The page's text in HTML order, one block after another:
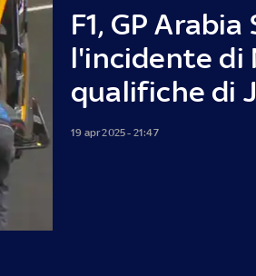
F1, GP
l'incidente di
qualifiche di
19 apr 2025 - 21:47